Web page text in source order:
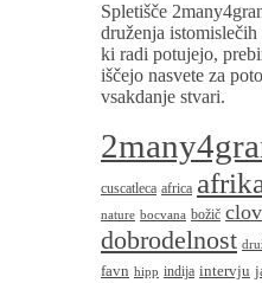
Spletišče
druženja
ki radi potujejo,
iščejo nasvete za
vsakdanje stvari.
cuscatleca africa
nature bocvana božič
dobrodelnost
favn hipp indija intervju